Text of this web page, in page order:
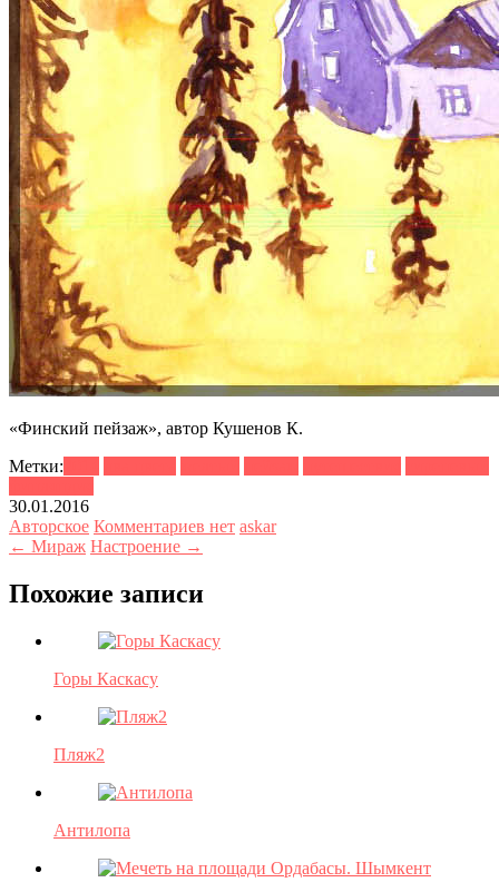
«Финский пейзаж», автор Кушенов К.
Метки:
30.01.2016
Авторское Комментариев нет askar
← Мираж Настроение →
Похожие записи
Горы Каскасу
Пляж2
Антилопа